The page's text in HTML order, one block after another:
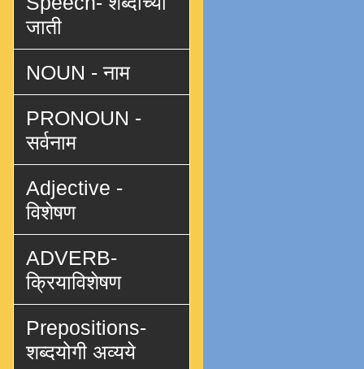
जाती
NOUN - नाम
PRONOUN -
सर्वनाम
Adjective -
विशेषण
ADVERB-
क्रियाविशेषण
Prepositions-
शब्दयोगी अव्यये